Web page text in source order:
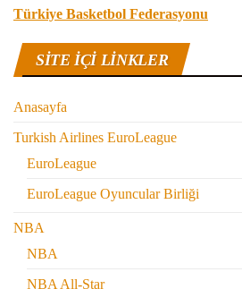
Türkiye Basketbol Federasyonu
SITE IÇI LINKLER
Anasayfa
Turkish Airlines EuroLeague
EuroLeague
EuroLeague Oyuncular Birliği
NBA
NBA
NBA All-Star